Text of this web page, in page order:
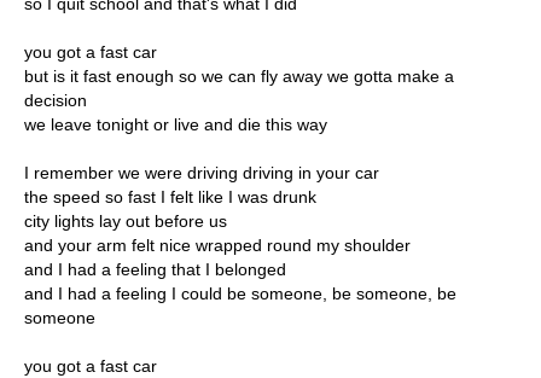
you got a fast car
but is it fast enough so we can fly away we gotta make a
decision
we leave tonight or live and die this way
I remember we were driving driving in your car
the speed so fast I felt like I was drunk
city lights lay out before us
and your arm felt nice wrapped round my shoulder
and I had a feeling that I belonged
and I had a feeling I could be someone, be someone, be
someone
you got a fast car